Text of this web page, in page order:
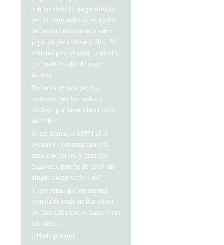
con un nivel de juego similar,
por lo tanto antes de otorgarte
un horario necesitamos verte
jugar en pista durante 20 o 25
minutos para evaluar tu nivel y
tus posibilidades de juego
futuras.
Tenemos grupos por las
mañanas, por las tardes y
también por las noches (hasta
las 22h.)
Si me llamas al 689511314
podemos concertar una cita
para conocernos y para que
hagas una prueba de nivel sin
ningún compromiso, ok?
Y que sepas que en nuestra
escuela de tenis en Barcelona
no hace falta que te hagas socio
del club…
¡¡Hasta pronto!!